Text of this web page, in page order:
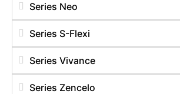
Series Neo
Series S-Flexi
Series Vivance
Series Zencelo